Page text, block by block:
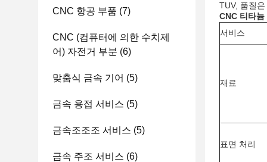
CNC 항공 부품 (7)
CNC (컴퓨터에 의한 수치제
어) 자전거 부분 (6)
맞춤식 금속 기어 (5)
금속 용접 서비스 (5)
금속조조조 서비스 (5)
금속 주조 서비스 (6)
TUV, 품질
CNC 티타
서비스
재료
표면 처리